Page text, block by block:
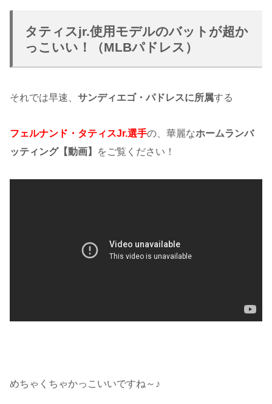
タティスjr.使用モデルのバットが超か
っこいい！（MLBパドレス）
それでは早速、 サンディエゴ・パドレスに所属する
フェルナンド・タティスJr.選手の、華麗なホームランバ
ッティング【動画】
をご覧ください！
めちゃくちゃかっこいいですね～♪